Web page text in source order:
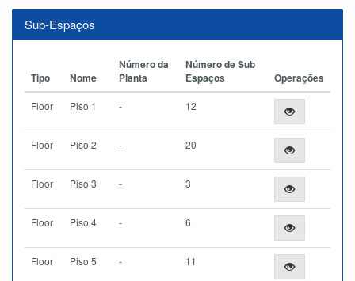
Sub-Espaços
Tipo Nome
Número da
Planta
Número de Sub
Espaços
Operações
Floor Piso 1 - 12
Floor Piso 2 - 20
Floor Piso 3 - 3
Floor Piso 4 - 6
Floor Piso 5 - 11